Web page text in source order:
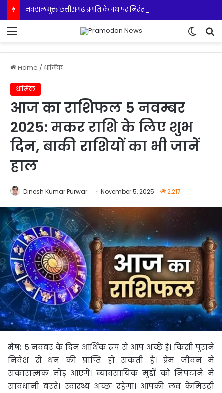
Home / धार्मिक
धार्मिक
आज का राशिफल 5 नवम्बर
2025: मकर राशि के लिए शुभ
दिन, बाकी राशियों का भी जानें
हाल
Dinesh Kumar Purwar November 5, 2025 2,217
मेष: 5 नवंबर के दिन आर्थिक रूप से आप अच्छे हैं। किसी पुराने
निवेश से धन की प्राप्ति हो सकती है। प्रेम जीवन में
सकारात्मक मोड़ आएंगे। व्यावसायिक मुद्दों को निपटाने में
सावधानी बरतें। स्वास्थ्य अच्छा रहेगा। आपकी लव केमिस्ट्री